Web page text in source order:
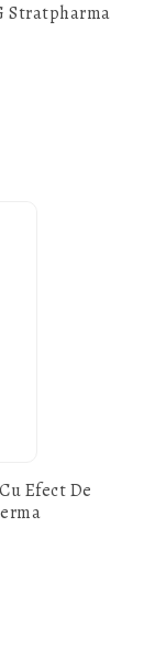
Stratpharma
Efect De